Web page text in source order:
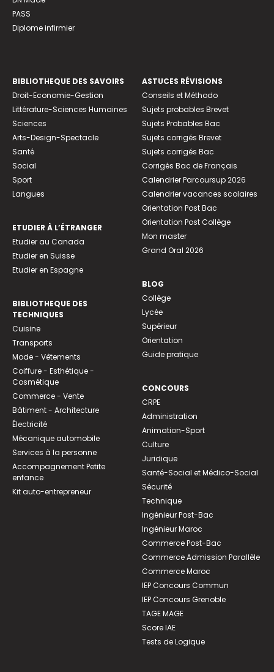
PASS
Diplome infirmier
BIBLIOTHEQUE DES SAVOIRS
Droit-Economie-Gestion
Littérature-Sciences Humaines
Sciences
Arts-Design-Spectacle
Santé
Social
Sport
Langues
ETUDIER À L’ÉTRANGER
Etudier au Canada
Etudier en Suisse
Etudier en Espagne
BIBLIOTHEQUE DES
TECHNIQUES
Cuisine
Transports
Mode - Vêtements
Coiffure - Esthétique -
Cosmétique
Commerce - Vente
Bâtiment - Architecture
Électricité
Mécanique automobile
Services à la personne
Accompagnement Petite
enfance
Kit auto-entrepreneur
ASTUCES RÉVISIONS
Conseils et Méthodo
Sujets probables Brevet
Sujets Probables Bac
Sujets corrigés Brevet
Sujets corrigés Bac
Corrigés Bac de Français
Calendrier Parcoursup 2026
Calendrier vacances scolaires
Orientation Post Bac
Orientation Post Collège
Mon master
Grand Oral 2026
BLOG
Collège
Lycée
Supérieur
Orientation
Guide pratique
CONCOURS
CRPE
Administration
Animation-Sport
Culture
Juridique
Santé-Social et Médico-Social
Sécurité
Technique
Ingénieur Post-Bac
Ingénieur Maroc
Commerce Post-Bac
Commerce Admission Parallèle
Commerce Maroc
IEP Concours Commun
IEP Concours Grenoble
TAGE MAGE
Score IAE
Tests de Logique